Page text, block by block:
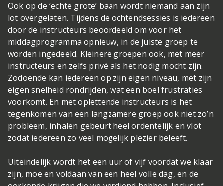
Ook op de ‘echte grote’ baan wordt niemand aan zijn
lot overgelaten. Tijdens de ochtendsessies is iedereen
door de instructeurs beoordeeld om voor het
middagprogramma opnieuw, in de juiste groep te
worden ingedeeld. Kleinere groepen ook, met meer
instructeurs en zelfs privé als het nodig mocht zijn.
Zodoende kan iedereen op zijn eigen niveau, met zijn
eigen snelheid rondrijden, wat een boel frustraties
voorkomt. En met oplettende instructeurs is het
tegenkomen van een langzamere groep ook niet zo’n
probleem, inhalen gebeurt heel ordentelijk en vlot
zodat iedereen zo veel mogelijk plezier beleeft.
Uiteindelijk wordt het een uur of vijf voordat we klaar
zijn, moe en voldaan van een heel volle dag, en de